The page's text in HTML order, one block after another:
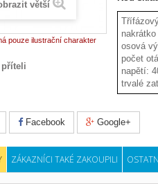
větší
pouze ilustrační charakter
příteli
osová
počet
napětí:
trvalé
Facebook Google+
ZÁKAZNÍCI TAKÉ ZAKOUPILI